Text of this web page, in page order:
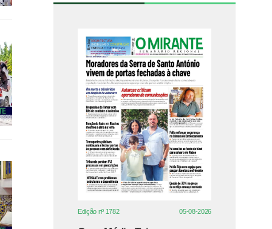
Edição nº 1782 05-08-2026